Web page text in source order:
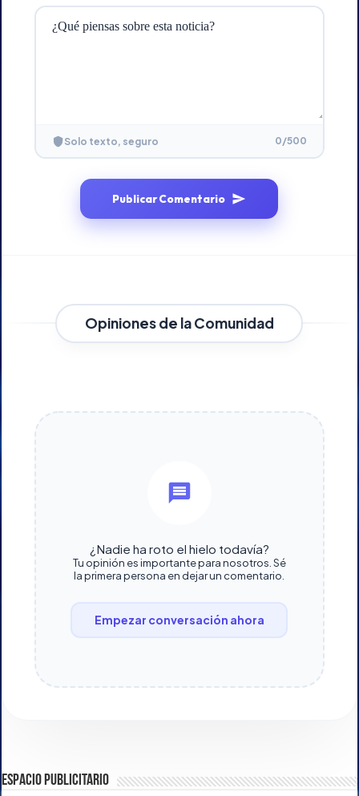
Solo texto, seguro 0/500
Publicar Comentario
Opiniones de la Comunidad
¿Nadie ha roto el hielo todavía?
Tu opinión es importante para nosotros. Sé
la primera persona en dejar un comentario.
Empezar conversación ahora
ESPACIO PUBLICITARIO